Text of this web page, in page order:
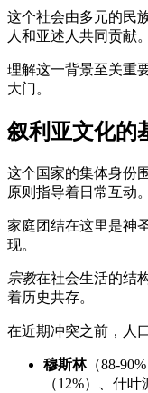
这个社会由多元的民
人和亚述人共同贡献
理解这一背景至关重
大门。
叙利亚文化的
这个国家的集体身份
原则指导着日常互动。
家庭团结在这里是神
现。
宗教在社会生活的结
着历史共存。
在近期冲突之前，人
穆斯林（88-
（12%）、什